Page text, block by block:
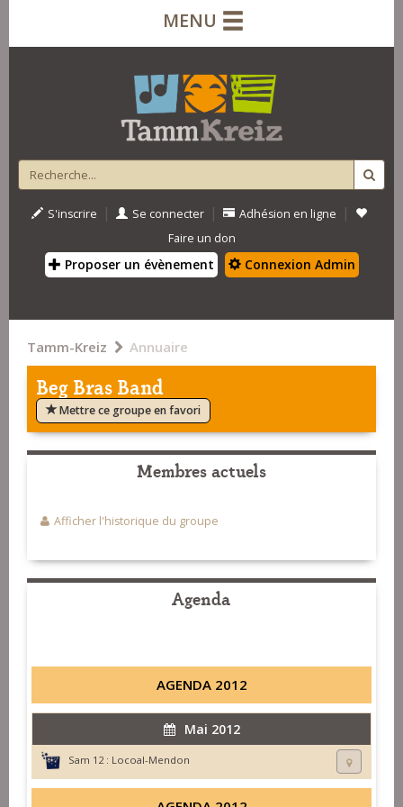
MENU
S'inscrire | Se connecter | Adhésion en ligne |
Faire un don
Proposer un évènement Connexion Admin
Tamm-Kreiz Annuaire
Beg Bras Band
Mettre ce groupe en favori
Membres actuels
Afficher l'historique du groupe
Agenda
AGENDA 2012
Mai 2012
Sam 12 : Locoal-Mendon